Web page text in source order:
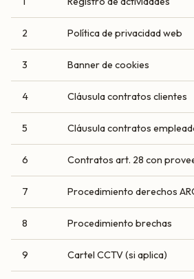
2 Política de privacidad web
3 Banner de cookies
4 Cláusula contratos clientes
5 Cláusula contratos
6 Contratos art. 28 con
7 Procedimiento derechos
8 Procedimiento brechas
9 Cartel CCTV (si aplica)